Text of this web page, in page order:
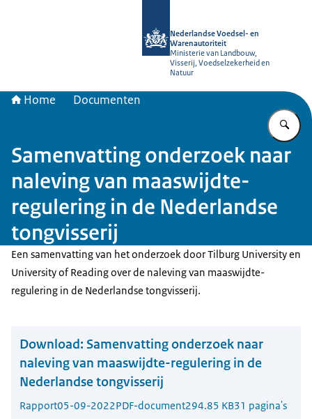
Nederlandse Voedsel- en
Warenautoriteit
Ministerie van Landbouw,
Visserij, Voedselzekerheid en
Natuur
Home Documenten
Samenvatting onderzoek naar
naleving van maaswijdte-
regulering in de Nederlandse
tongvisserij
Een samenvatting van het onderzoek door Tilburg University en
University of Reading over de naleving van maaswijdte-
regulering in de Nederlandse tongvisserij.
Download: Samenvatting onderzoek naar
naleving van maaswijdte-regulering in de
Nederlandse tongvisserij
Rapport05-09-2022PDF-document294.85 KB31 pagina's